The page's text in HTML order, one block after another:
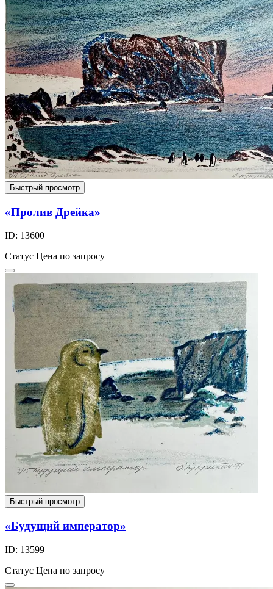
Быстрый просмотр
«Пролив Дрейка»
ID: 13600
Статус Цена по запросу
Быстрый просмотр
«Будущий император»
ID: 13599
Статус Цена по запросу